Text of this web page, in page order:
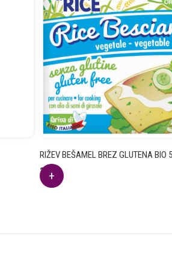
RIŽEV BEŠAMEL BREZ GLUTENA BIO
2.91
€